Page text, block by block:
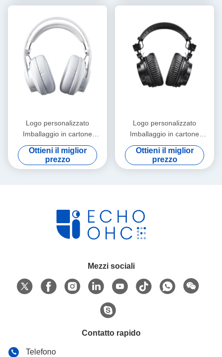
chiusura a nastro
chiusura a nastro
Logo personalizzato
Imballaggio in cartone
cartaceo Pieghevole Bianco /
Nero / Oro rosa Luxury
Magnetic Gift Box con
Ottieni il miglior
prezzo
Logo personalizzato
Imballaggio in cartone
cartaceo Pieghevole Bianco /
Nero / Oro rosa Luxury
Magnetic Gift Box con
Ottieni il miglior
prezzo
Mezzi sociali
Contatto rapido
Telefono